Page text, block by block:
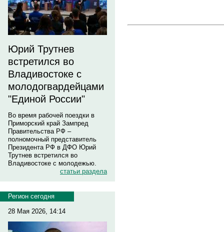
Юрий Трутнев
встретился во
Владивостоке с
молодогвардейцами
"Единой России"
Во время рабочей поездки в
Приморский край Зампред
Правительства РФ –
полномочный представитель
Президента РФ в ДФО Юрий
Трутнев встретился во
Владивостоке с молодежью.
статьи раздела
Регион сегодня
28 Мая 2026, 14:14